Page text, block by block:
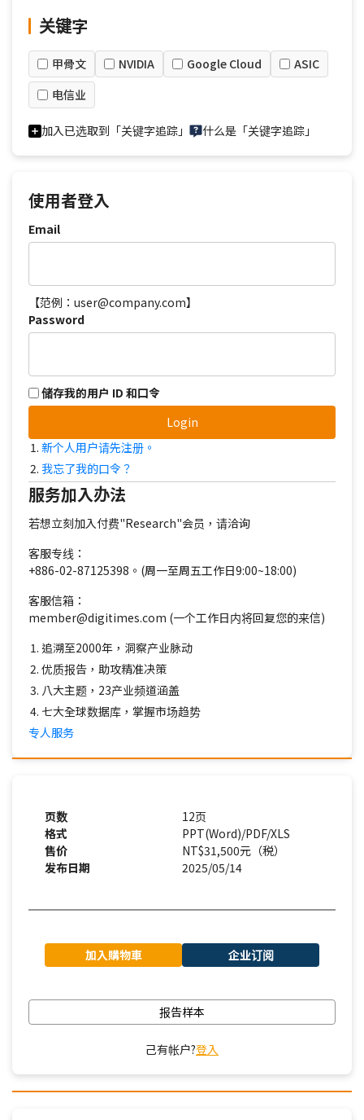
关键字
甲骨文 NVIDIA Google Cloud
ASIC
电信业
加入已选取到「关键字追踪」 什么是「关键字追踪」
使用者登入
Email
【范例：user@company.com】
Password
储存我的用户 ID 和口令
Login
新个人用户请先注册。
我忘了我的口令？
服务加入办法
若想立刻加入付费"Research"会员，请洽询
客服专线：
+886-02-87125398。(周一至周五工作日9:00~18:00)
客服信箱：
member@digitimes.com (一个工作日内将回复您的来信)
追溯至2000年，洞察产业脉动
优质报告，助攻精准决策
八大主题，23产业频道涵盖
七大全球数据库，掌握市场趋势
专人服务
页数
12页
格式
PPT(Word)/PDF/XLS
售价
NT$31,500元（税）
发布日期
2025/05/14
加入購物車 企业订阅
报告样本
己有帐户?登入